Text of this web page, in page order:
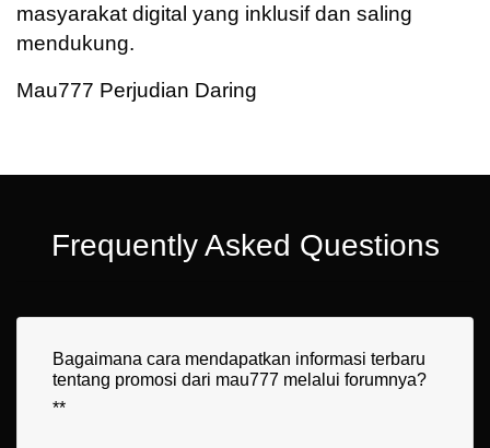
masyarakat digital yang inklusif dan saling
mendukung.
Mau777 Perjudian Daring
Frequently Asked Questions
Bagaimana cara mendapatkan informasi terbaru
tentang promosi dari mau777 melalui forumnya?
**